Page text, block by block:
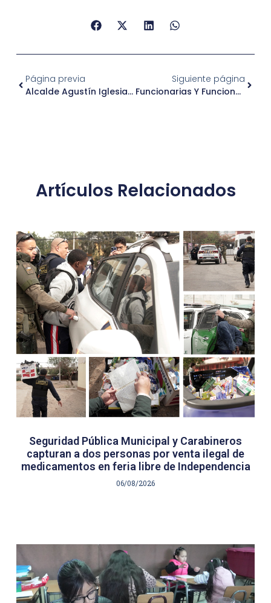
Página previa
Alcalde Agustín Iglesias Convocó A Primera “Asamblea De Vecinos Por Eventos De Hipódromo Chile”
Siguiente página
Funcionarias Y Funcionarios De La Municipalidad De Independencia Celebraron Día Del Libro Con Intercambio Literario
Artículos Relacionados
Seguridad Pública Municipal y Carabineros
capturan a dos personas por venta ilegal de
medicamentos en feria libre de Independencia
06/08/2026